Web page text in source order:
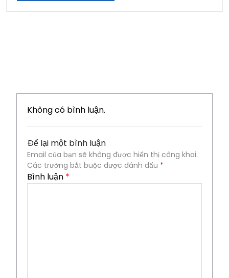
Không có bình luận.
Để lại một bình luận
Email của bạn sẽ không được hiển thị công khai.
Các trường bắt buộc được đánh dấu *
Bình luận *